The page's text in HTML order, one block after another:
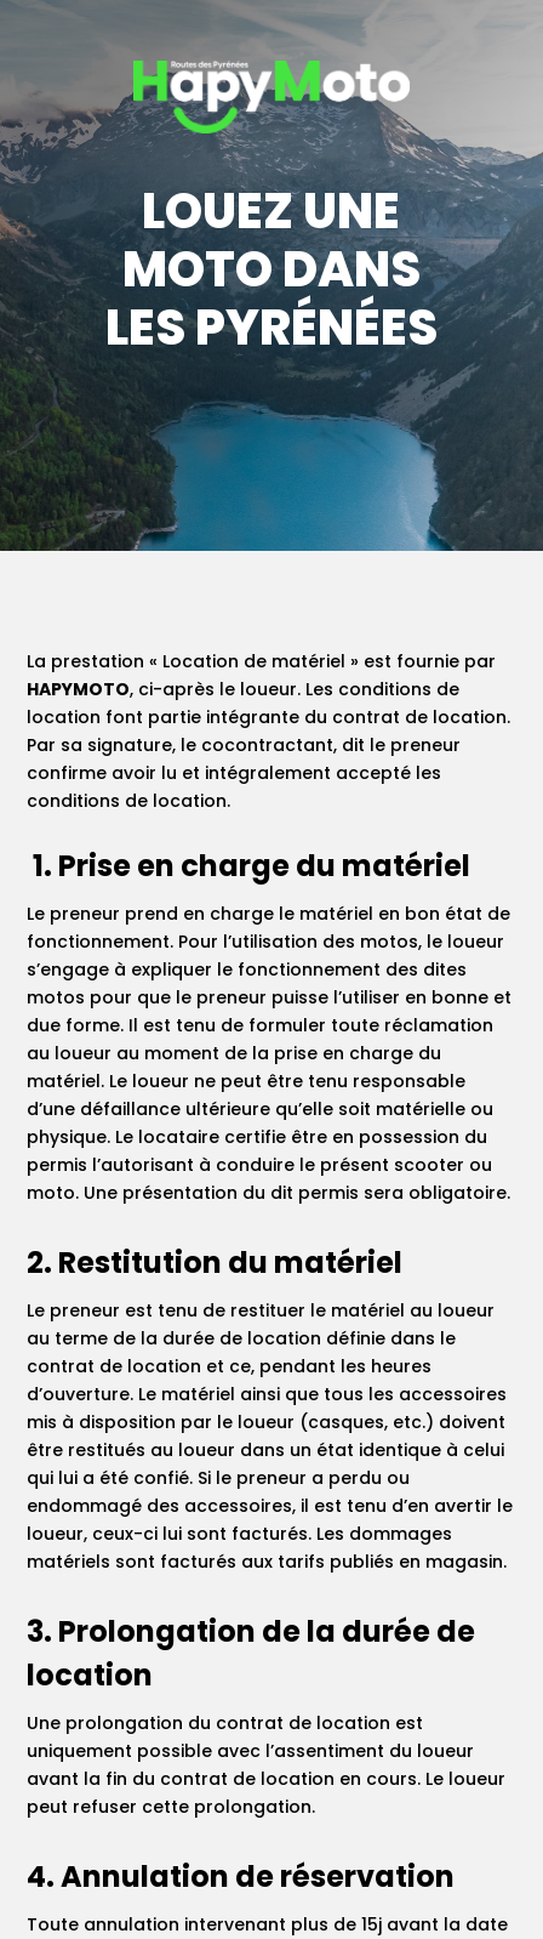
LOUEZ UNE
MOTO DANS
LES PYRÉNÉES
La prestation « Location de matériel » est fournie par
HAPYMOTO, ci-après le loueur. Les conditions de
location font partie intégrante du contrat de location.
Par sa signature, le cocontractant, dit le preneur
confirme avoir lu et intégralement accepté les
conditions de location.
1. Prise en charge du matériel
Le preneur prend en charge le matériel en bon état de
fonctionnement. Pour l’utilisation des motos, le loueur
s’engage à expliquer le fonctionnement des dites
motos pour que le preneur puisse l’utiliser en bonne et
due forme. Il est tenu de formuler toute réclamation
au loueur au moment de la prise en charge du
matériel. Le loueur ne peut être tenu responsable
d’une défaillance ultérieure qu’elle soit matérielle ou
physique. Le locataire certifie être en possession du
permis l’autorisant à conduire le présent scooter ou
moto. Une présentation du dit permis sera obligatoire.
2. Restitution du matériel
Le preneur est tenu de restituer le matériel au loueur
au terme de la durée de location définie dans le
contrat de location et ce, pendant les heures
d’ouverture. Le matériel ainsi que tous les accessoires
mis à disposition par le loueur (casques, etc.) doivent
être restitués au loueur dans un état identique à celui
qui lui a été confié. Si le preneur a perdu ou
endommagé des accessoires, il est tenu d’en avertir le
loueur, ceux-ci lui sont facturés. Les dommages
matériels sont facturés aux tarifs publiés en magasin.
3. Prolongation de la durée de
location
Une prolongation du contrat de location est
uniquement possible avec l’assentiment du loueur
avant la fin du contrat de location en cours. Le loueur
peut refuser cette prolongation.
4. Annulation de réservation
Toute annulation intervenant plus de 15j avant la date